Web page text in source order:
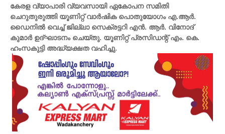
കേരള വ്യാപാരി വ്യവസായി ഏകോപന സമിതി
ചെറുതുരുത്തി യൂണിറ്റ് വാർഷിക പൊതുയോഗം എ.ആർ.
ഡൈനിൽ വെച്ച് ജില്ലാ സെക്രട്ടറി എൻ. ആർ. വിനോദ്
കുമാർ ഉദ്ഘാടനം ചെയ്തു. യൂണിറ്റ് പ്രസിഡന്റ് എം. കെ.
ഹംസകുട്ടി അദ്ധ്യക്ഷത വഹിച്ചു.